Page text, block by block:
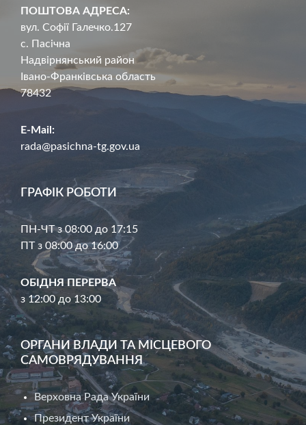
ПОШТОВА АДРЕСА:
вул. Софії Галечко.127
с. Пасічна
Надвірнянський район
Івано-Франківська область
78432
E-Mail:
rada@pasichna-tg.gov.ua
ГРАФІК РОБОТИ
ПН-ЧТ з 08:00 до 17:15
ПТ з 08:00 до 16:00
ОБІДНЯ ПЕРЕРВА
з 12:00 до 13:00
ОРГАНИ ВЛАДИ ТА МІСЦЕВОГО
САМОВРЯДУВАННЯ
Верховна Рада України
Президент України